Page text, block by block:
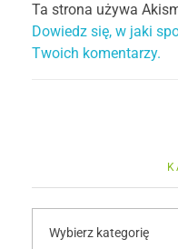
Ta strona używa
Dowiedz się, w jaki
Twoich komentarzy.